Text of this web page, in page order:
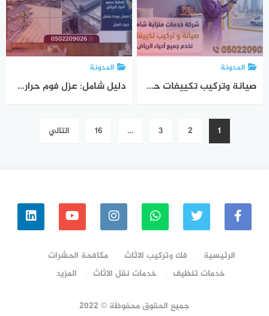
المدونة
صيانة وتركيب تكييفات حي الروضة بالرياض | صقر المملكة 0502209026
المدونة
دليل شامل: عزل فوم حراري ومائي حي الرمال بالرياض | صقر المملكة 0502209026
صفحات
1
2
3
…
16 التالي
الرئيسية فك وتركيب الاثاث
مكافحة الحشرات
خدمات تنظيف
خدمات نقل الاثاث المزيد
جميع الحقوق محفوظة © 2022